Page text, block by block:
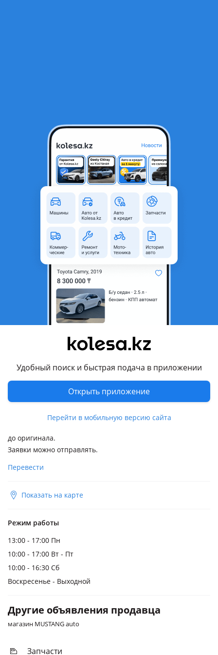
Удобный поиск и быстрая подача в приложении
Открыть приложение
Перейти в мобильную версию сайта
Общая информация
Комментарий продавца
По ходовой, рулевому, двигателю, электрике для Hummer,
Cadillac, CMC, Chevrolet, Jeep, Chrysler, Dodge, Ford, Lincoln в
наличии и на заказ от 4дней.
На ваш выбор оригинал или дубликат (GM Acdelco Ford
Motorcraft Mopar Moog Raybestos Wagner Concord Victor
Reinz Felpro Monroe Rancho Timken National)
Отправка в регионы транспортными компаниями,
автобусом, жд.
Подберем оптимальное соотношение качество= срок=
до оригинала.
Заявки можно отправлять.
Перевести
Показать на карте
Режим работы
13:00 - 17:00 Пн
10:00 - 17:00 Вт - Пт
10:00 - 16:30 Сб
Воскресенье - Выходной
Другие объявления продавца
магазин MUSTANG auto
Запчасти